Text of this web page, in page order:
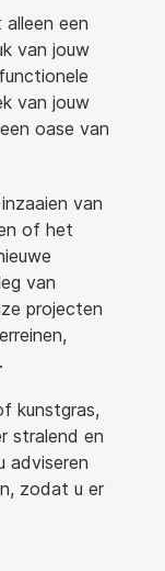
een
van jouw
van jouw
oase van
van
of het
van
projecten
kunstgras,
stralend en
adviseren
zodat u er